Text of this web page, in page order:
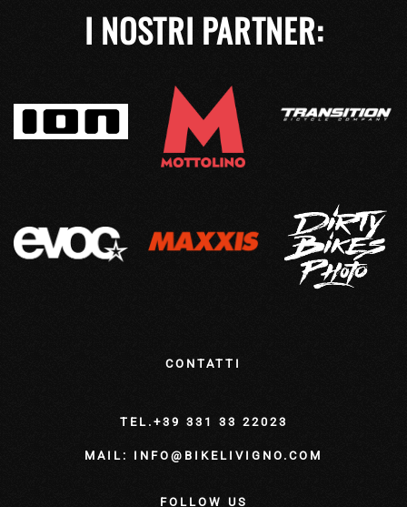
I NOSTRI PARTNER:
CONTATTI
TEL.+39 331 33 22023
MAIL: INFO@BIKELIVIGNO.COM
FOLLOW US